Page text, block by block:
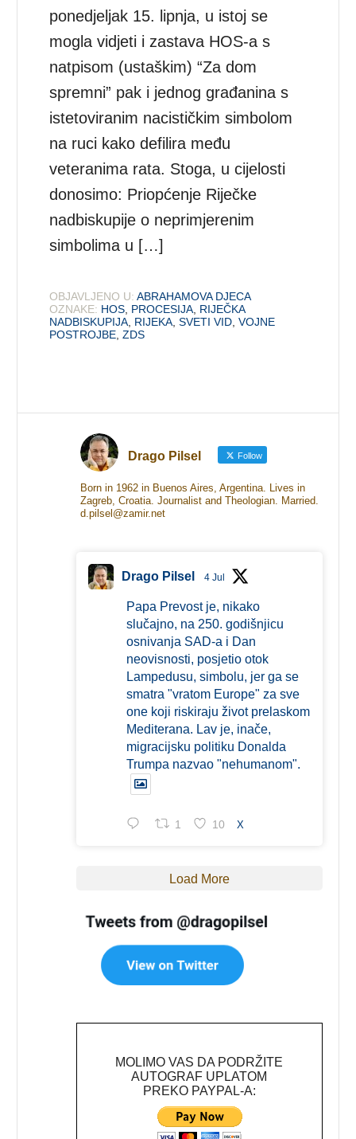
ponedjeljak 15. lipnja, u istoj se
mogla vidjeti i zastava HOS-a s
natpisom (ustaškim) “Za dom
spremni” pak i jednog građanina s
istetoviranim nacističkim simbolom
na ruci kako defilira među
veteranima rata. Stoga, u cijelosti
donosimo: Priopćenje Riječke
nadbiskupije o neprimjerenim
simbolima u […]
OBJAVLJENO U: ABRAHAMOVA DJECA
OZNAKE: HOS PROCESIJA RIJEČKA
NADBISKUPIJA RIJEKA ,SVETI VID ,VOJNE
POSTROJBE ,ZDS
Drago Pilsel Follow
Born in 1962 in Buenos Aires, Argentina. Lives in
Zagreb, Croatia. Journalist and Theologian. Married.
d.pilsel@zamir.net
Drago Pilsel 4 Jul
Papa Prevost je, nikako
slučajno, na 250. godišnjicu
osnivanja SAD-a i Dan
neovisnosti, posjetio otok
Lampedusu, simbolu, jer ga se
smatra "vratom Europe" za sve
one koji riskiraju život prelaskom
Mediterana. Lav je, inače,
migracijsku politiku Donalda
Trumpa nazvao "nehumanom".
1 10 X
Load More
MOLIMO VAS DA PODRŽITE
AUTOGRAF UPLATOM
PREKO PAYPAL-A: